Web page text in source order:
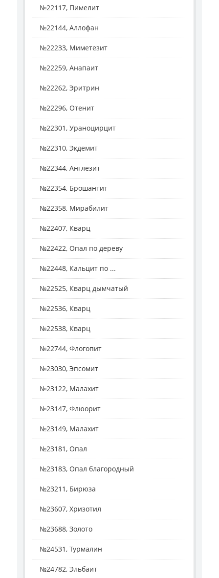
№22117, Пимелит
№22144, Аллофан
№22233, Миметезит
№22259, Анапаит
№22262, Эритрин
№22296, Отенит
№22301, Ураноцирцит
№22310, Экдемит
№22344, Англезит
№22354, Брошантит
№22358, Мирабилит
№22407, Кварц
№22422, Опал по дереву
№22448, Кальцит по ...
№22525, Кварц дымчатый
№22536, Кварц
№22538, Кварц
№22744, Флогопит
№23030, Эпсомит
№23122, Малахит
№23147, Флюорит
№23149, Малахит
№23181, Опал
№23183, Опал благородный
№23211, Бирюза
№23607, Хризотил
№23688, Золото
№24531, Турмалин
№24782, Эльбаит